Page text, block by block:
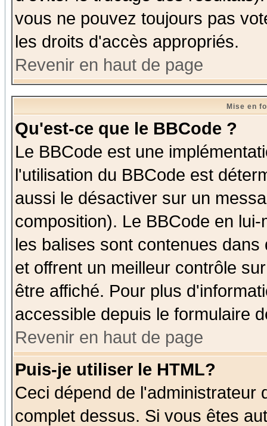
vous ne pouvez toujours pas
les droits d'accès appropriés.
Revenir en haut de page
Mise en
Qu'est-ce que le BBCode ?
Le BBCode est une
l'utilisation du BBCode est
aussi le désactiver sur un
composition). Le BBCode en
les balises sont contenues
et offrent un meilleur contrôle
être affiché. Pour plus
accessible depuis le formulaire
Revenir en haut de page
Puis-je utiliser le HTML?
Ceci dépend de l'administrateur
complet dessus. Si vous êtes